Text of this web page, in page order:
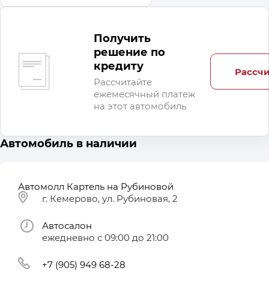
Получить
решение по
кредиту
Рассчитайте
ежемесячный платеж
на этот автомобиль
Автомобиль в наличии
Автомолл Картель на Рубиновой
г. Кемерово, ул. Рубиновая, 2
Автосалон
ежедневно с 09:00 до 21:00
+7 (905) 949 68-28